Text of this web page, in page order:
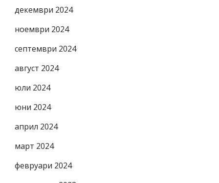
декември 2024
ноември 2024
септември 2024
август 2024
юли 2024
юни 2024
април 2024
март 2024
февруари 2024